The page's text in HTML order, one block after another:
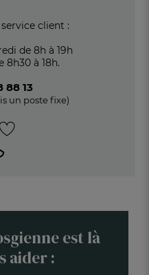
client :
de 8h à 19h
8h30 à 18h.
88 13
un poste fixe)
est là
aider :